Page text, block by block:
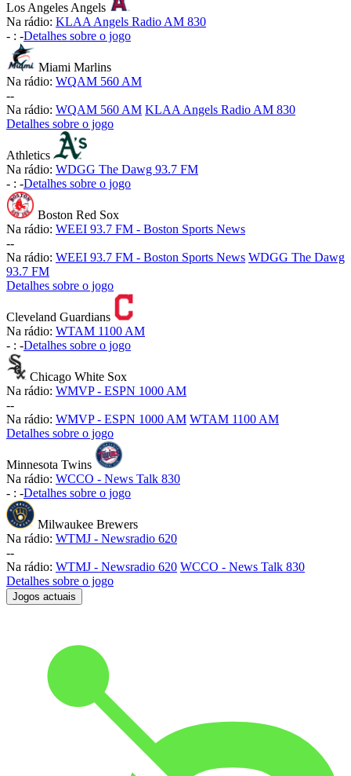
Los Angeles Angels
Na rádio: KLAA Angels Radio AM 830
- : -Detalhes sobre o jogo
Miami Marlins
Na rádio: WQAM 560 AM
--
Na rádio: WQAM 560 AM KLAA Angels Radio AM 830
Detalhes sobre o jogo
Athletics
Na rádio: WDGG The Dawg 93.7 FM
- : -Detalhes sobre o jogo
Boston Red Sox
Na rádio: WEEI 93.7 FM - Boston Sports News
--
Na rádio: WEEI 93.7 FM - Boston Sports News WDGG The Dawg
93.7 FM
Detalhes sobre o jogo
Cleveland Guardians
Na rádio: WTAM 1100 AM
- : -Detalhes sobre o jogo
Chicago White Sox
Na rádio: WMVP - ESPN 1000 AM
--
Na rádio: WMVP - ESPN 1000 AM WTAM 1100 AM
Detalhes sobre o jogo
Minnesota Twins
Na rádio: WCCO - News Talk 830
- : -Detalhes sobre o jogo
Milwaukee Brewers
Na rádio: WTMJ - Newsradio 620
--
Na rádio: WTMJ - Newsradio 620 WCCO - News Talk 830
Detalhes sobre o jogo
Jogos actuais